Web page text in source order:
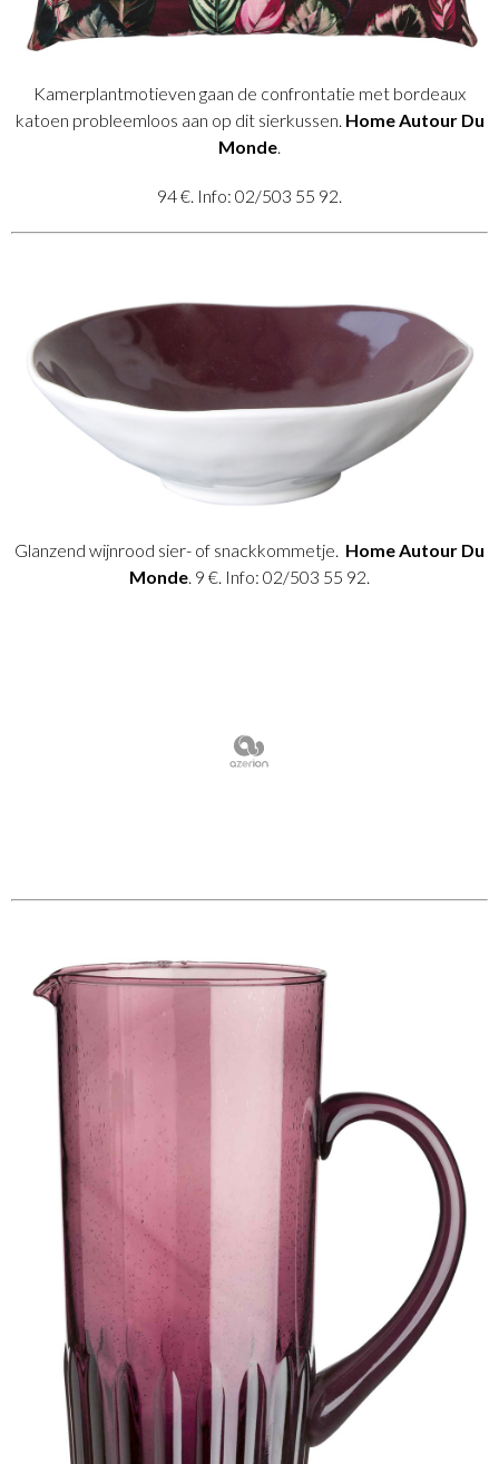
Kamerplantmotieven gaan de confrontatie met bordeaux
katoen probleemloos aan op dit sierkussen. Home Autour Du
Monde.
94 €. Info: 02/503 55 92.
Glanzend wijnrood sier- of snackkommetje. Home Autour Du
Monde. 9 €. Info: 02/503 55 92.